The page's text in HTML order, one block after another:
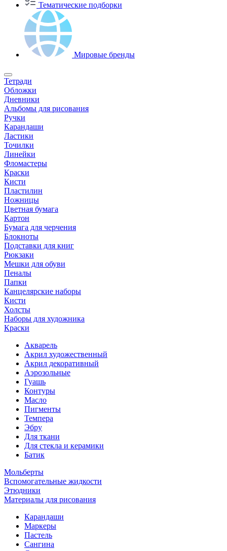
Тематические подборки
Мировые бренды
Тетради
Обложки
Дневники
Альбомы для рисования
Ручки
Карандаши
Ластики
Точилки
Линейки
Фломастеры
Краски
Кисти
Пластилин
Ножницы
Цветная бумага
Картон
Бумага для черчения
Блокноты
Подставки для книг
Рюкзаки
Мешки для обуви
Пеналы
Папки
Канцелярские наборы
Кисти
Холсты
Наборы для художника
Краски
Акварель
Акрил художественный
Акрил декоративный
Аэрозольные
Гуашь
Контуры
Масло
Пигменты
Темпера
Эбру
Для ткани
Для стекла и керамики
Батик
Мольберты
Вспомогательные жидкости
Этюдники
Материалы для рисования
Карандаши
Маркеры
Пастель
Сангина